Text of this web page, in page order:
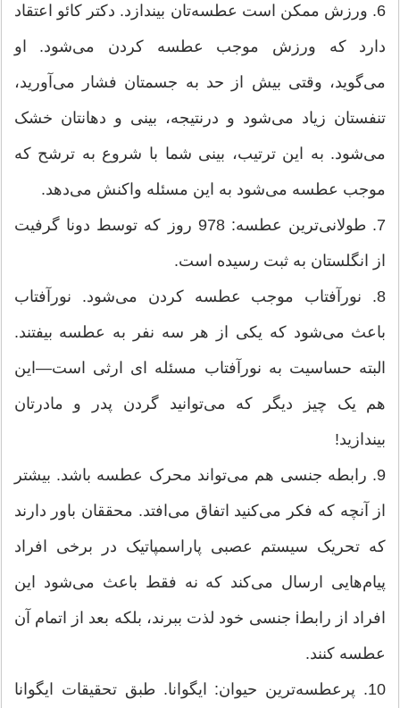
6. ورزش ممکن است عطسه‌تان بیندازد. دکتر کائو اعتقاد
دارد که ورزش موجب عطسه کردن می‌شود. او
می‌گوید، وقتی بیش از حد به جسمتان فشار می‌آورید،
تنفستان زیاد می‌شود و درنتیجه، بینی و دهانتان خشک
می‌شود. به این ترتیب، بینی شما با شروع به ترشح که
موجب عطسه می‌شود به این مسئله واکنش می‌دهد.
7. طولانی‌ترین عطسه: 978 روز که توسط دونا گرفیت
از انگلستان به ثبت رسیده است.
8. نورآفتاب موجب عطسه کردن می‌شود. نورآفتاب
باعث می‌شود که یکی از هر سه نفر به عطسه بیفتند.
البته حساسیت به نورآفتاب مسئله ای ارثی است—این
هم یک چیز دیگر که می‌توانید گردن پدر ‌و ‌‌‌مادرتان
بیندازید!
9. رابطه جنسی هم می‌تواند محرک عطسه باشد. بیشتر
از آنچه که فکر می‌کنید اتفاق می‌افتد. محققان باور دارند
که تحریک سیستم عصبی پاراسمپاتیک در برخی افراد
پیام‌هایی ارسال می‌کند که نه فقط باعث می‌شود این
افراد از رابطi جنسی خود لذت ببرند، بلکه بعد از اتمام آن
عطسه کنند.
10. پرعطسه‌ترین حیوان: ایگوانا. طبق تحقیقات ایگوانا